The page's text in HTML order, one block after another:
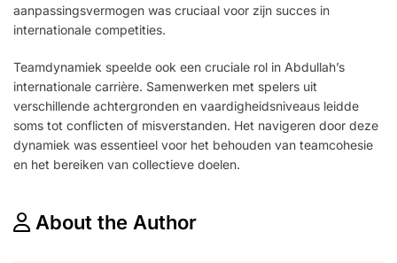
aanpassingsvermogen was cruciaal voor zijn succes in
internationale competities.
Teamdynamiek speelde ook een cruciale rol in Abdullah’s
internationale carrière. Samenwerken met spelers uit
verschillende achtergronden en vaardigheidsniveaus leidde
soms tot conflicten of misverstanden. Het navigeren door deze
dynamiek was essentieel voor het behouden van teamcohesie
en het bereiken van collectieve doelen.
About the Author